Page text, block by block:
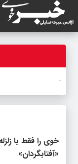
بازد
خوی را فقط با
«آفتابگردان»